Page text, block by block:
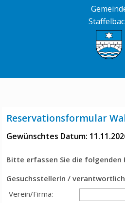
Reservationsformular
Gewünschtes Datum:
Bitte erfassen Sie die
GesuchsstellerIn /
Verein/Firma: